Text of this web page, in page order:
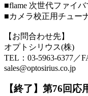
■flame 次世代ファイ
■カメラ校正用チュー
【お問合わせ先】
オプトシリウス(株)
TEL：03-5963-6377／
sales@optosirius.co.jp
【終了】第76回